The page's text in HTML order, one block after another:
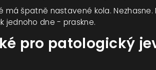
má špatně nastavené kola.
jednoho dne - praskne.
pro patologický